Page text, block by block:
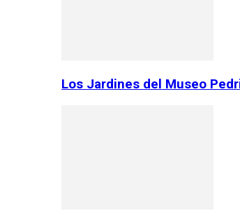
Los Jardines del Museo